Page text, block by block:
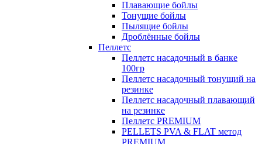
Плавающие бойлы
Тонущие бойлы
Пылящие бойлы
Дроблённые бойлы
Пеллетс
Пеллетс насадочный в банке
100гр
Пеллетс насадочный тонущий на
резинке
Пеллетс насадочный плавающий
на резинке
Пеллетс PREMIUM
PELLETS PVA & FLAT метод
PREMIUM